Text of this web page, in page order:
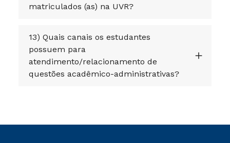
matriculados (as) na UVR?
13) Quais canais os estudantes
possuem para
atendimento/relacionamento de
questões acadêmico-administrativas?